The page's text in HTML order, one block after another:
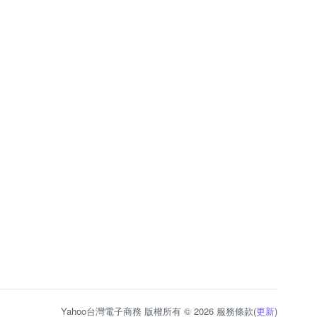
Yahoo台灣電子商務 版權所有 © 2026 服務條款(更新)